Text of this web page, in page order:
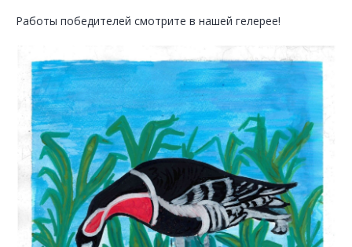
Работы победителей смотрите в нашей гелерее!